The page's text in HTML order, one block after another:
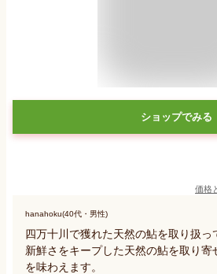
ショップでみる
価格
hanahoku(40代・男性)
四万十川で獲れた天然の鮎を取り扱
新鮮さをキープした天然の鮎を取り
を味わえます。